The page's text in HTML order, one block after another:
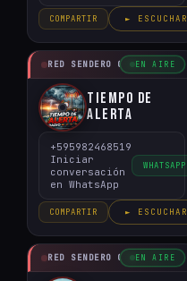
COMPARTIR ► ESCUCHAR
RED SENDERO CRISTIANO
EN AIRE
Tiempo de
Alerta
+595982468519
Iniciar
conversación
en WhatsApp
WHATSAPP
COMPARTIR ► ESCUCHAR
RED SENDERO CRISTIANO
EN AIRE